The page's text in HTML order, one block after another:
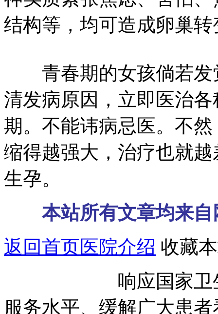
结构等，均可造成卵巢
青春期的女孩倘若发
清发病原因，立即医治
期。不能讳病忌医。不
缩得越强大，治疗也就
生孕。
本站所有文章均来自
返回首页医院介绍 收藏
响应国家卫生部
服务水平、缓解广大患